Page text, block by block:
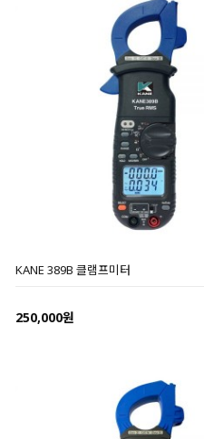
KANE 389B 클램프미터
250,000원